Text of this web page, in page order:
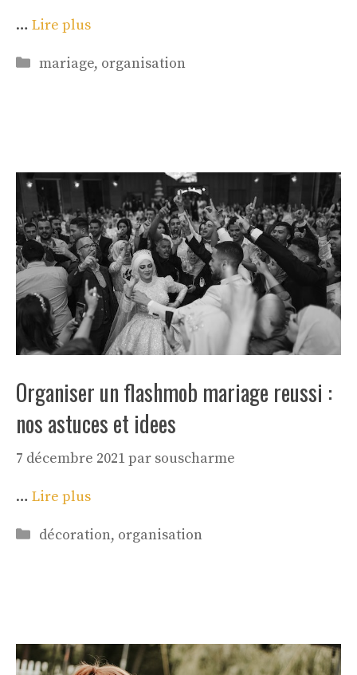
… Lire plus
Catégories
mariage, organisation
Organiser un flashmob mariage reussi :
nos astuces et idees
7 décembre 2021par souscharme
… Lire plus
Catégories
décoration, organisation